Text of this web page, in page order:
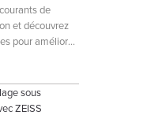
de
et découvrez
pour améliorer
sous
ZEISS